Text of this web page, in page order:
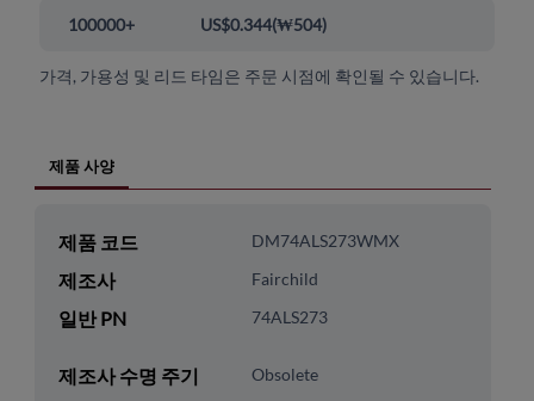
100000+ US$0.344(₩504)
가격, 가용성 및 리드 타임은 주문 시점에 확인될 수 있습니다.
제품 사양
제품 코드 DM74ALS273WMX
제조사 Fairchild
일반 PN 74ALS273
제조사 수명 주기 Obsolete